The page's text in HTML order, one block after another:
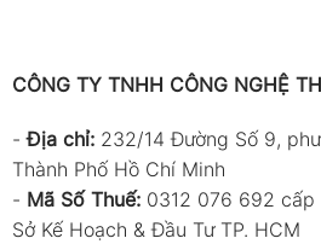
CÔNG TY TNHH CÔNG NGHỆ
-Địa chỉ: 232/14 Đường Số 9,
Thành Phố Hồ Chí Minh
- Mã Số Thuế: 0312 076 692
Sở Kế Hoạch & Đầu Tư TP. HCM